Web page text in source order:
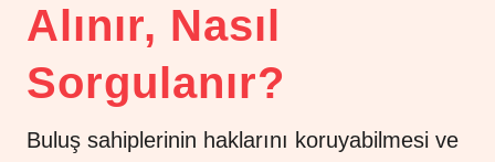
Alınır, Nasıl
Sorgulanır?
Buluş sahiplerinin haklarını koruyabilmesi ve